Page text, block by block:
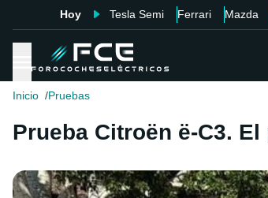
Hoy Tesla Semi Ferrari Mazda
Inicio Pruebas
Prueba Citroën ë-C3.